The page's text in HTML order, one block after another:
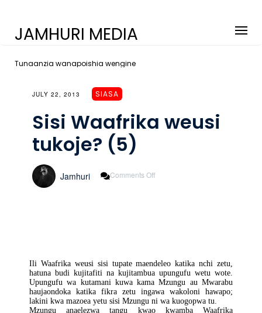
JAMHURI MEDIA
Tunaanzia wanapoishia wengine
JULY 22, 2013 SIASA
Sisi Waafrika weusi
tukoje? (5)
Jamhuri Comments Off
Ili Waafrika weusi sisi tupate maendeleo katika nchi zetu,
hatuna budi kujitafiti na kujitambua upungufu wetu wote.
Upungufu wa kutamani kuwa kama Mzungu au Mwarabu
haujaondoka katika fikra zetu ingawa wakoloni hawapo;
lakini kwa mazoea yetu sisi Mzungu ni wa kuogopwa tu.
Mzungu anaelezwa tangu kwao kwamba Waafrika